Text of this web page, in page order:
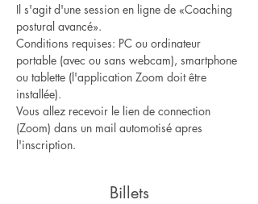
Il s'agit d'une session en ligne de «Coaching
postural avancé».
Conditions requises: PC ou ordinateur
portable (avec ou sans webcam), smartphone
ou tablette (l'application Zoom doit être
installée).
Vous allez recevoir le lien de connection
(Zoom) dans un mail automotisé apres
l'inscription.
Billets